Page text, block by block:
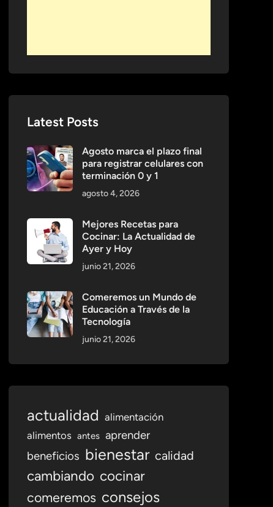
Latest Posts
Agosto marca el plazo final
para registrar celulares con
terminación 0 y 1
agosto 4, 2026
Mejores Recetas para
Cocinar: La Actualidad de
Ayer y Hoy
junio 21, 2026
Comeremos un Mundo de
Educación a Través de la
Tecnología
junio 21, 2026
actualidad alimentación
alimentos antes aprender
beneficios bienestar calidad
cambiando cocinar
comeremos consejos